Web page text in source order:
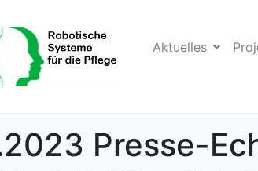
Aktuelles
Presse-